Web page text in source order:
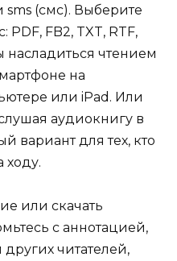
(смс). Выберите
FB2, TXT, RTF,
насладиться чтением
на
или iPad. Или
аудиокнигу в
вариант для тех, кто
ходу.
или скачать
с аннотацией,
читателей,